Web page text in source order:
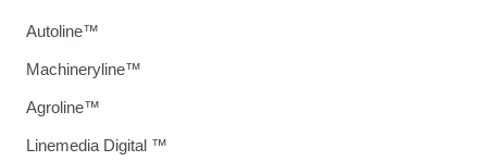
Autoline™
Machineryline™
Agroline™
Linemedia Digital ™